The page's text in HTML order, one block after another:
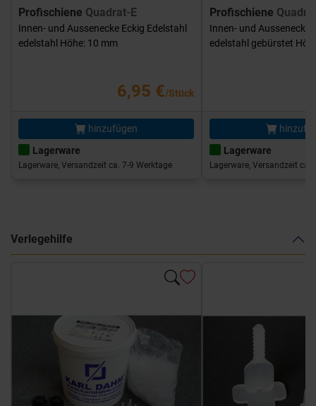
Profischiene Quadrat-E
Innen- und Aussenecke Eckig Edelstahl
edelstahl Höhe: 10 mm
6,95 €/Stück
hinzufügen
Lagerware
Lagerware, Versandzeit ca. 7-9 Werktage
Profischiene
Innen- und Aussenecke
edelstahl gebürstet
Lagerware
Lagerware, Versandzeit ca.
Verlegehilfe